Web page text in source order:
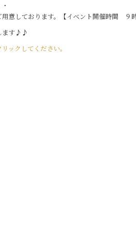
意しております。【イベント開催時間 ９
ます♪♪
ックしてください。